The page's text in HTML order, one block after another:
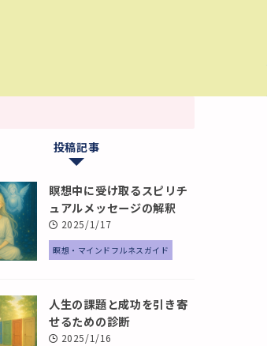
投稿記事
瞑想中に受け取るスピリチ
ュアルメッセージの解釈
2025/1/17
瞑想・マインドフルネスガイド
人生の課題と成功を引き寄
せるための診断
2025/1/16